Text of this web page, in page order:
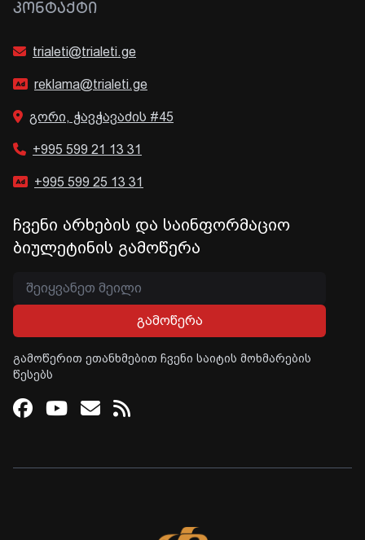
ᲙᲝᲜᲢᲐᲥᲢᲘ
trialeti@trialeti.ge
reklama@trialeti.ge
გორი, ჭავჭავაძის #45
+995 599 21 13 31
+995 599 25 13 31
ჩვენი არხების და საინფორმაციო
ბიულეტინის გამოწერა
გამოწერა
გამოწერით ეთანხმებით ჩვენი საიტის მოხმარების
წესებს
Facebook
Youtube
Email
RSS